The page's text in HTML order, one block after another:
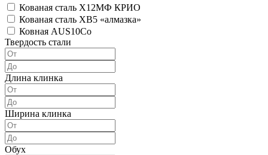
Кованая сталь Х12МФ КРИО
Кованая сталь ХВ5 «алмазка»
Ковная AUS10Co
Твердость стали
Длина клинка
Ширина клинка
Обух